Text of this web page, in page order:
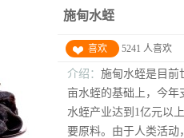
施甸水蛭
喜欢 5241 人喜欢
介绍： 施甸水蛭是目前
亩水蛭的基础上，今年
水蛭产业达到1亿元以
要原料。由于人类活动